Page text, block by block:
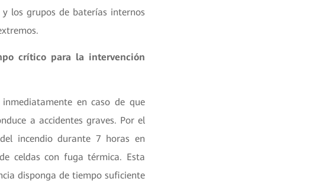
los grupos de baterías internos
crítico para la intervención
en caso de que
a accidentes graves. Por el
incendio durante 7 horas en
celdas con fuga térmica. Esta
disponga de tiempo suficiente